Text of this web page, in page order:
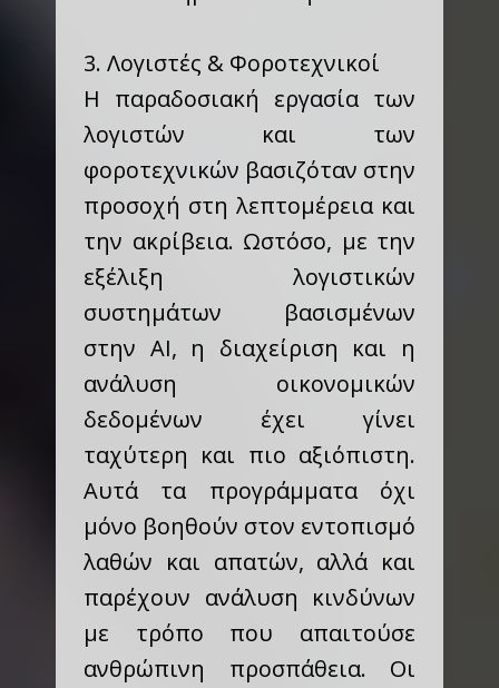
3. Λογιστές & Φοροτεχνικοί
Η παραδοσιακή εργασία των
λογιστών και των
φοροτεχνικών βασιζόταν στην
προσοχή στη λεπτομέρεια και
την ακρίβεια. Ωστόσο, με την
εξέλιξη λογιστικών
συστημάτων βασισμένων
στην AI, η διαχείριση και η
ανάλυση οικονομικών
δεδομένων έχει γίνει
ταχύτερη και πιο αξιόπιστη.
Αυτά τα προγράμματα όχι
μόνο βοηθούν στον εντοπισμό
λαθών και απατών, αλλά και
παρέχουν ανάλυση κινδύνων
με τρόπο που απαιτούσε
ανθρώπινη προσπάθεια. Οι